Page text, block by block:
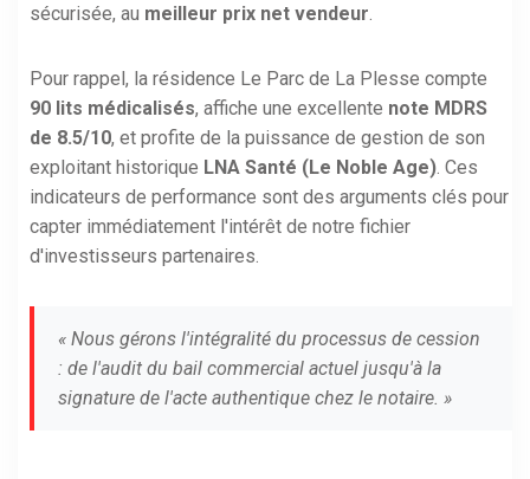
sécurisée, au meilleur prix net vendeur
Pour rappel, la résidence Le Parc de La Plesse compte
90 lits médicalisés, affiche une excellente note MDRS
de 8.5/10, et profite de la puissance de gestion de son
exploitant historique LNA Santé (Le Noble Age) . Ces
indicateurs de performance sont des arguments clés pour
capter immédiatement l'intérêt de notre fichier
d'investisseurs partenaires.
« Nous gérons l'intégralité du processus de cession
: de l'audit du bail commercial actuel jusqu'à la
signature de l'acte authentique chez le notaire. »